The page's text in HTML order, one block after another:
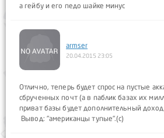
а гейбу и его педо шайке минус
armser
20.04.2015 23:05
Отлично, теперь будет спрос на пустые
сбрученных почт (а в паблик базах их
приват базы будет дополнительный
Вывод: "американцы тупые".(с)